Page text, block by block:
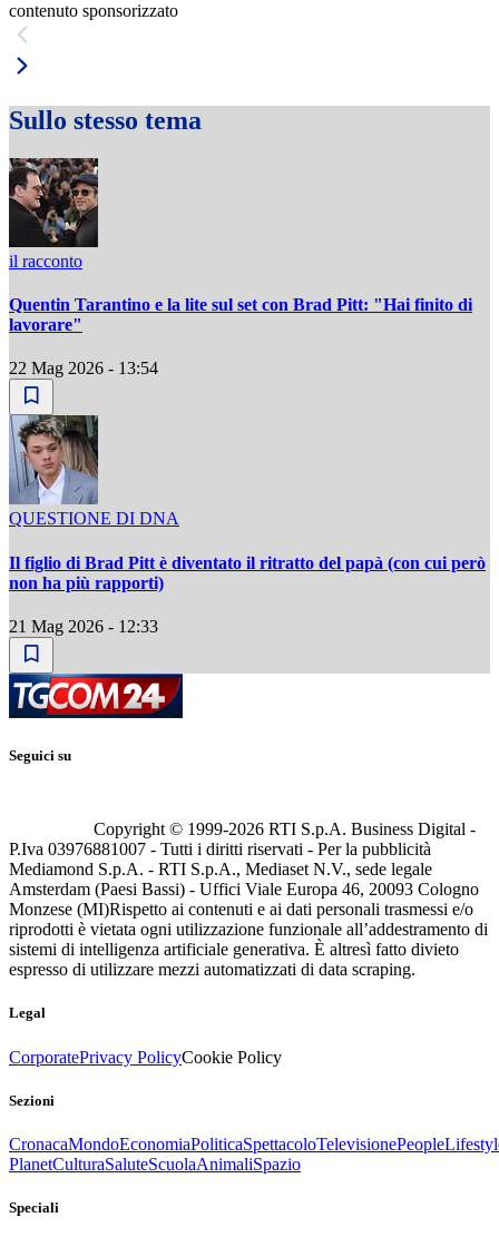
contenuto sponsorizzato
Sullo stesso tema
il racconto
Quentin Tarantino e la lite sul set con Brad Pitt: "Hai finito di
lavorare"
22 Mag 2026 - 13:54
QUESTIONE DI DNA
Il figlio di Brad Pitt è diventato il ritratto del papà (con cui però
non ha più rapporti)
21 Mag 2026 - 12:33
Seguici su
Copyright © 1999-2026 RTI S.p.A. Business Digital -
P.Iva 03976881007 - Tutti i diritti riservati - Per la pubblicità
Mediamond S.p.A. - RTI S.p.A., Mediaset N.V., sede legale
Amsterdam (Paesi Bassi) - Uffici Viale Europa 46, 20093 Cologno
Monzese (MI)Rispetto ai contenuti e ai dati personali trasmessi e/o
riprodotti è vietata ogni utilizzazione funzionale all’addestramento di
sistemi di intelligenza artificiale generativa. È altresì fatto divieto
espresso di utilizzare mezzi automatizzati di data scraping.
Legal
CorporatePrivacy PolicyCookie Policy
Sezioni
CronacaMondoEconomiaPoliticaSpettacoloTelevisionePeople
PlanetCulturaSaluteScuolaAnimaliSpazio
Speciali